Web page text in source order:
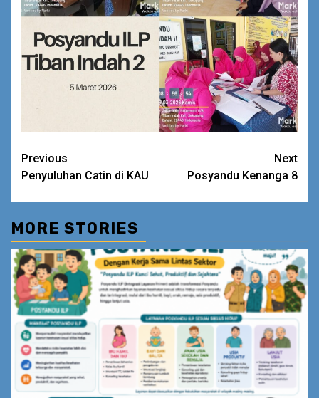
Continue
Reading
Previous
Penyuluhan Catin di KAU
Next
Posyandu Kenanga 8
MORE STORIES